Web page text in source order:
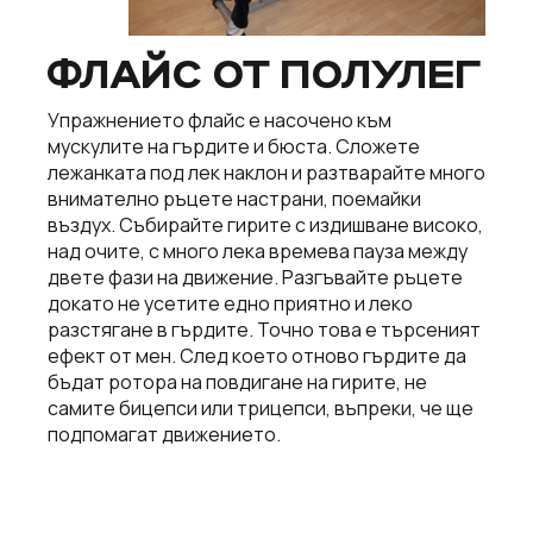
ФЛАЙС ОТ ПОЛУЛЕГ
Упражнението флайс е насочено към
мускулите на гърдите и бюста. Сложете
лежанката под лек наклон и разтварайте много
внимателно ръцете настрани, поемайки
въздух. Събирайте гирите с издишване високо,
над очите, с много лека времева пауза между
двете фази на движение. Разгъвайте ръцете
докато не усетите едно приятно и леко
разстягане в гърдите. Точно това е търсеният
ефект от мен. След което отново гърдите да
бъдат ротора на повдигане на гирите, не
самите бицепси или трицепси, въпреки, че ще
подпомагат движението.